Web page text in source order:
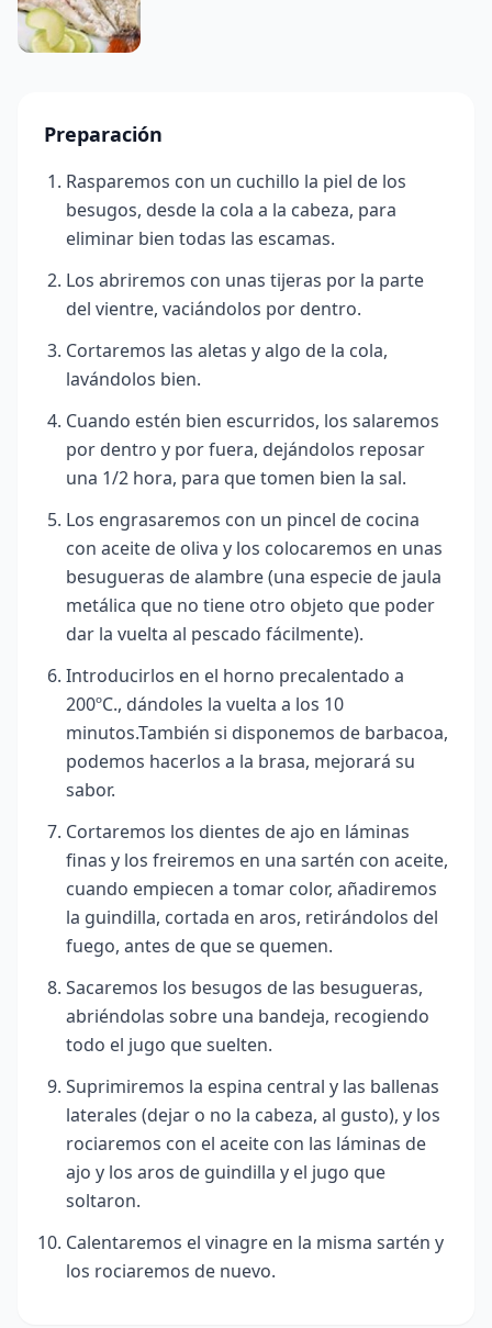
Preparación
Rasparemos con un cuchillo la piel de los
besugos, desde la cola a la cabeza, para
eliminar bien todas las escamas.
Los abriremos con unas tijeras por la parte
del vientre, vaciándolos por dentro.
Cortaremos las aletas y algo de la cola,
lavándolos bien.
Cuando estén bien escurridos, los salaremos
por dentro y por fuera, dejándolos reposar
una 1/2 hora, para que tomen bien la sal.
Los engrasaremos con un pincel de cocina
con aceite de oliva y los colocaremos en unas
besugueras de alambre (una especie de jaula
metálica que no tiene otro objeto que poder
dar la vuelta al pescado fácilmente).
Introducirlos en el horno precalentado a
200ºC., dándoles la vuelta a los 10
minutos.También si disponemos de barbacoa,
podemos hacerlos a la brasa, mejorará su
sabor.
Cortaremos los dientes de ajo en láminas
finas y los freiremos en una sartén con aceite,
cuando empiecen a tomar color, añadiremos
la guindilla, cortada en aros, retirándolos del
fuego, antes de que se quemen.
Sacaremos los besugos de las besugueras,
abriéndolas sobre una bandeja, recogiendo
todo el jugo que suelten.
Suprimiremos la espina central y las ballenas
laterales (dejar o no la cabeza, al gusto), y los
rociaremos con el aceite con las láminas de
ajo y los aros de guindilla y el jugo que
soltaron.
Calentaremos el vinagre en la misma sartén y
los rociaremos de nuevo.